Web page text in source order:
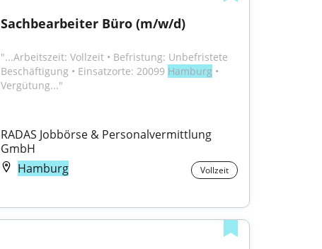
Sachbearbeiter Büro (m/w/d)
"...Arbeitszeit: Vollzeit • Befristung: Unbefristete
Beschäftigung • Einsatzorte: 20099 Hamburg •
Vergütung..."
RADAS Jobbörse & Personalvermittlung
GmbH
Hamburg
Vollzeit